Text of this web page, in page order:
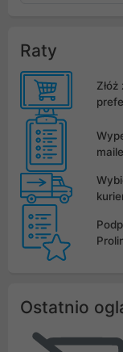
Raty
Ostatnio